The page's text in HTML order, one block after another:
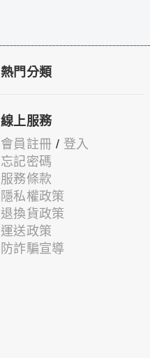
熱門分類
線上服務
會員註冊 / 登入
忘記密碼
服務條款
隱私權政策
退換貨政策
運送政策
防詐騙宣導